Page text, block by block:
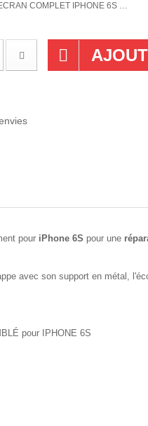
COMPLET IPHONE 6S - BLANC
pour iPhone 6S pour une
avec son support en métal,
pour IPHONE 6S